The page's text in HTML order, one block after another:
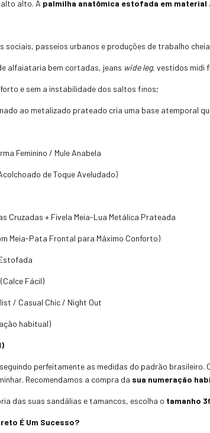
alto. A palmilha anatômica estofada em material
sociais, passeios urbanos e produções de trabalho
alfaiataria bem cortadas, jeans wide leg, vestidos midi
e sem a instabilidade dos saltos finos;
ao metalizado prateado cria uma base atemporal
Feminino / Mule Anabela
de Toque Aveludado)
Cruzadas + Fivela Meia-Lua Metálica Prateada
Meia-Pata Frontal para Máximo Conforto)
Fácil)
/ Casual Chic / Night Out
habitual)
seguindo perfeitamente as medidas do padrão brasileiro.
Recomendamos a compra da sua numeração
das suas sandálias e tamancos, escolha o tamanho
É Um Sucesso?